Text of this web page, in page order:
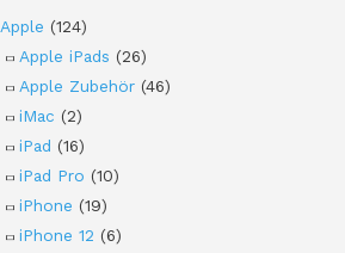
Apple (124)
Apple iPads (26)
Apple Zubehör (46)
iMac (2)
iPad (16)
iPad Pro (10)
iPhone (19)
iPhone 12 (6)